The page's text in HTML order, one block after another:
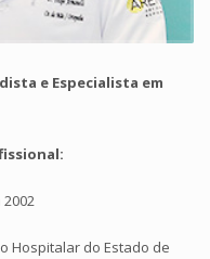
e Especialista em
Hospitalar do Estado de